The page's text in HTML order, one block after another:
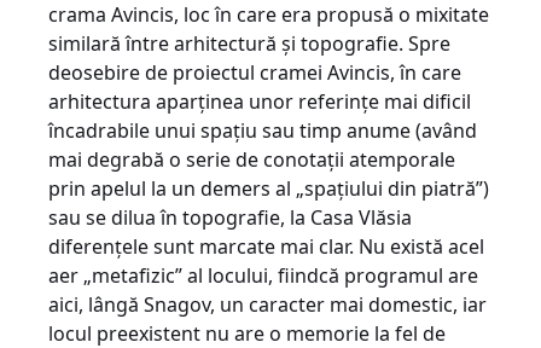
crama Avincis, loc în care era propusă o mixitate
similară între arhitectură şi topografie. Spre
deosebire de proiectul cramei Avincis, în care
arhitectura aparţinea unor referinţe mai dificil
încadrabile unui spaţiu sau timp anume (având
mai degrabă o serie de conotaţii atemporale
prin apelul la un demers al „spaţiului din piatră”)
sau se dilua în topografie, la Casa Vlăsia
diferenţele sunt marcate mai clar. Nu există acel
aer „metafizic” al locului, fiindcă programul are
aici, lângă Snagov, un caracter mai domestic, iar
locul preexistent nu are o memorie la fel de